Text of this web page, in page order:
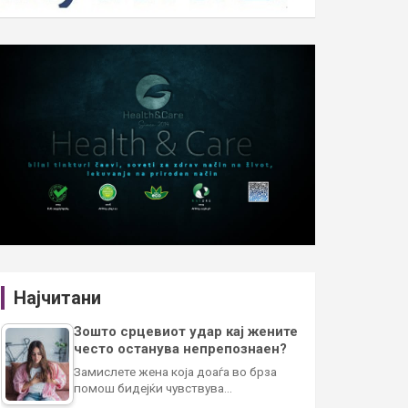
Најчитани
Зошто срцевиот удар кај жените
често останува непрепознаен?
Замислете жена која доаѓа во брза
помош бидејќи чувствува…